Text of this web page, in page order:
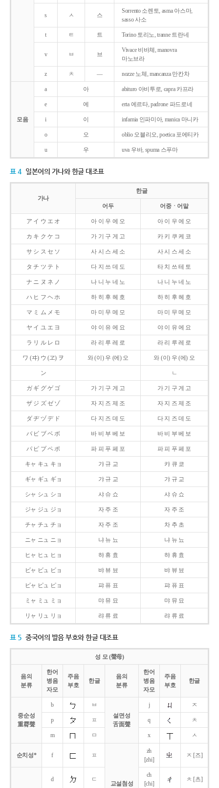
s ㅅ 스
Sorrento 소렌토, asma 아스마,
sasso 사소
t ㅌ 트 Torino 토리노, tranne 트란네
v ㅂ 브
Vivace 비바체, manovra
마노브라
z ㅊ ― nozze 노체, mancanza 만칸차
모음
a 아 abituro 아비투로, capra 카프라
e 에 erta 에르타, padrone 파드로네
i 이 infamia 인파미아, manica 마니카
o 오 oblio 오블리오, poetica 포에티카
u 우 uva 우바, spuma 스푸마
표 4 일본어의 가나와 한글 대조표
가나
한글
어두 어중ㆍ어말
ア イ ウ エ オ 아 이 우 에 오 아 이 우 에 오
カ キ ク ケ コ 가 기 구 게 고 카 키 쿠 케 코
サ シ ス セ ソ 사 시 스 세 소 사 시 스 세 소
タ チ ツ テ ト 다 지 쓰 데 도 타 치 쓰 테 토
ナ ニ ヌ ネ ノ 나 니 누 네 노 나 니 누 네 노
ハ ヒ フ ヘ ホ 하 히 후 헤 호 하 히 후 헤 호
マ ミ ム メ モ 마 미 무 메 모 마 미 무 메 모
ヤ イ ユ エ ヨ 야 이 유 에 요 야 이 유 에 요
ラ リ ル レ ロ 라 리 루 레 로 라 리 루 레 로
ワ (ヰ) ウ (ヱ) ヲ 와 (이) 우 (에) 오 와 (이) 우 (에) 오
ン ㄴ
ガ ギ グ ゲ ゴ 가 기 구 게 고 가 기 구 게 고
ザ ジ ズ ゼ ゾ 자 지 즈 제 조 자 지 즈 제 조
ダ ヂ ヅ デ ド 다 지 즈 데 도 다 지 즈 데 도
バ ビ ブ ベ ボ 바 비 부 베 보 바 비 부 베 보
パ ピ プ ペ ポ 파 피 푸 페 포 파 피 푸 페 포
キャ キュ キョ 갸 규 교 캬 큐 쿄
ギャ ギュ ギョ 갸 규 교 갸 규 교
シャ シュ ショ 샤 슈 쇼 샤 슈 쇼
ジャ ジュ ジョ 자 주 조 자 주 조
チャ チュ チョ 자 주 조 차 추 초
ニャ ニュ ニョ 냐 뉴 뇨 냐 뉴 뇨
ヒャ ヒュ ヒョ 햐 휴 효 햐 휴 효
ビャ ビュ ビョ 뱌 뷰 뵤 뱌 뷰 뵤
ピャ ピュ ピョ 퍄 퓨 표 퍄 퓨 표
ミャ ミュ ミョ 먀 뮤 묘 먀 뮤 묘
リャ リュ リョ 랴 류 료 랴 류 료
표 5 중국어의 발음 부호와 한글 대조표
성 모 (聲母)
음의
분류
한어
병음
자모
주음
부호
한글
음의
분류
한어
병음
자모
주음
부호
한글
중순성
重脣聲
b
ㅂ
설면성
舌面聲
j ㅈ
p ㅍ q ㅊ
m ㅁ x ㅅ
순치성* f ㅍ
교설첨성
zh
[zhi]
ㅈ [즈]
d ㄷ
ch
[chi]
ㅊ [츠]